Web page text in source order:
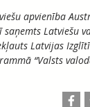
apvienība
saņemts Latviešu
Latvijas
“Valsts